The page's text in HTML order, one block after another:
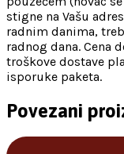
stigne na Vašu
radnim danima,
radnog dana. Cena
troškove dostave
isporuke paketa.
Povezani